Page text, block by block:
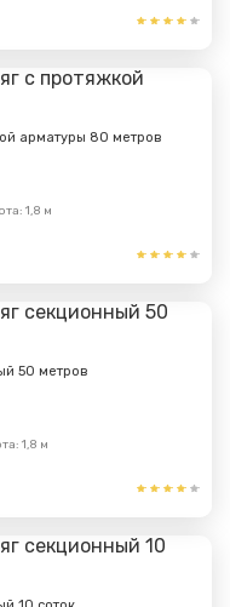
арматуры 80 метров
1,8 м
50 метров
1,8 м